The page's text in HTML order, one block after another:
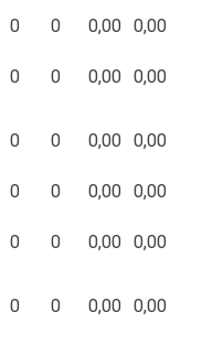
0 0 0,00 0,00
0 0 0,00 0,00
0 0 0,00 0,00
0 0 0,00 0,00
0 0 0,00 0,00
0 0 0,00 0,00